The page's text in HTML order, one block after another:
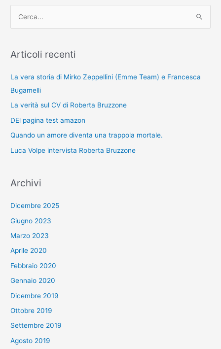
cArticoli recenti
La vera storia di Mirko Zeppellini (Emme Team) e Francesca
Bugamelli
La verità sul CV di Roberta Bruzzone
DEl pagina test amazon
Quando un amore diventa una trappola mortale.
Luca Volpe intervista Roberta Bruzzone
Archivi
Dicembre 2025
Giugno 2023
Marzo 2023
Aprile 2020
Febbraio 2020
Gennaio 2020
Dicembre 2019
Ottobre 2019
Settembre 2019
Agosto 2019